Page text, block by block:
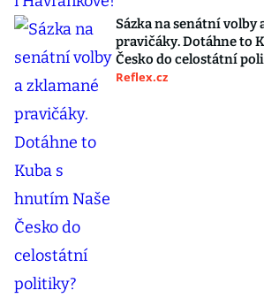
Sázka na senátní volby
pravičáky. Dotáhne to
Česko do celostátní
Reflex.cz